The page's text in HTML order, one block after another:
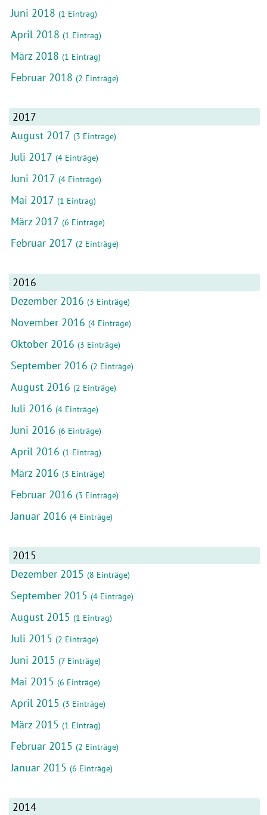
Juni 2018 (1 Eintrag)
April 2018 (1 Eintrag)
März 2018 (1 Eintrag)
Februar 2018 (2 Einträge)
2017
August 2017 (3 Einträge)
Juli 2017 (4 Einträge)
Juni 2017 (4 Einträge)
Mai 2017 (1 Eintrag)
März 2017 (6 Einträge)
Februar 2017 (2 Einträge)
2016
Dezember 2016 (3 Einträge)
November 2016 (4 Einträge)
Oktober 2016 (3 Einträge)
September 2016 (2 Einträge)
August 2016 (2 Einträge)
Juli 2016 (4 Einträge)
Juni 2016 (6 Einträge)
April 2016 (1 Eintrag)
März 2016 (3 Einträge)
Februar 2016 (3 Einträge)
Januar 2016 (4 Einträge)
2015
Dezember 2015 (8 Einträge)
September 2015 (4 Einträge)
August 2015 (1 Eintrag)
Juli 2015 (2 Einträge)
Juni 2015 (7 Einträge)
Mai 2015 (6 Einträge)
April 2015 (3 Einträge)
März 2015 (1 Eintrag)
Februar 2015 (2 Einträge)
Januar 2015 (6 Einträge)
2014